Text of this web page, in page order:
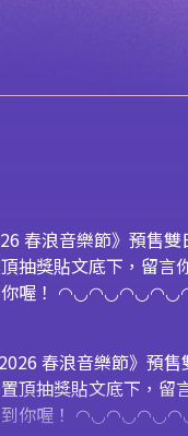
春浪音樂節》預
獎貼文底下，留
知到你喔！